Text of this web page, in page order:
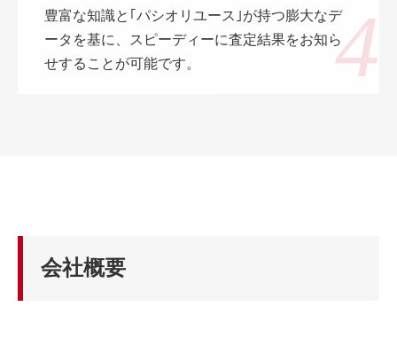
豊富な知識と｢パシオリユース｣が持つ膨大なデ
ータを基に、スピーディーに査定結果をお知ら
せすることが可能です。
会社概要